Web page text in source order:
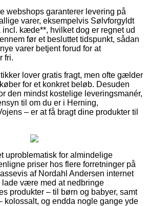
webshops garanterer levering på
varer, eksempelvis Sølvforgyldt
kæde**, hvilket dog er regnet ud
før et besluttet tidspunkt, sådan
varer betjent forud for at
fri.
lover gratis fragt, men ofte gælder
for et konkret beløb. Desuden
den mindst kostelige leveringsmanér,
til om du er i Herning,
– er at få bragt dine produkter til
uproblematisk for almindelige
priser hos flere forretninger på
af Nordahl Andersen internet
være med at nedbringe
produkter – til børn og babyer, samt
kolossalt, og endda nogle gange yde